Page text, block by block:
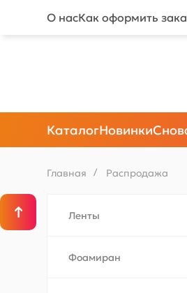
О насКак оформить
КаталогНовинки
Главная / Распродажа
Ленты
Фоамиран